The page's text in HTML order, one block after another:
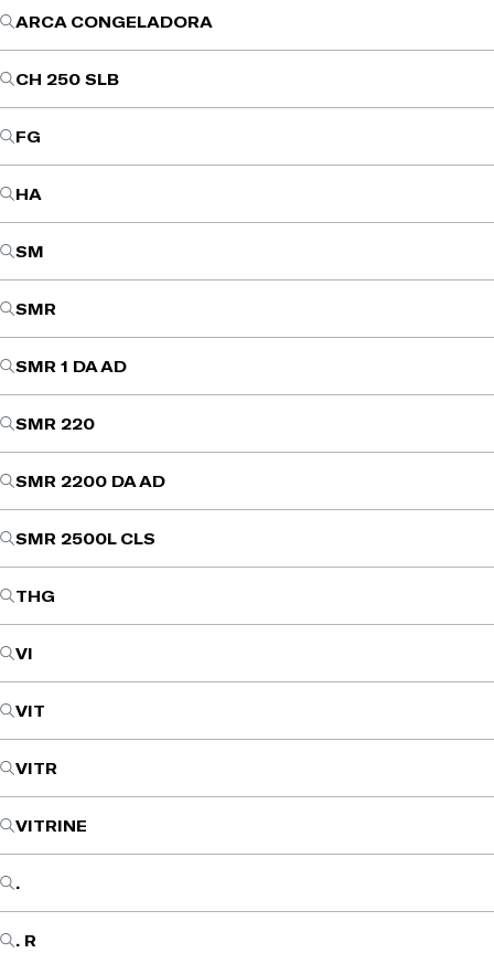
ARCA CONGELADORA
CH 250 SLB
FG
HA
SM
SMR
SMR 1 DA AD
SMR 220
SMR 2200 DA AD
SMR 2500L CLS
THG
VI
VIT
VITR
VITRINE
.
. R